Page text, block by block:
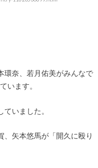
環奈、若月佑美がみんなで
います。
いました。
矢本悠馬が「開久に殴り